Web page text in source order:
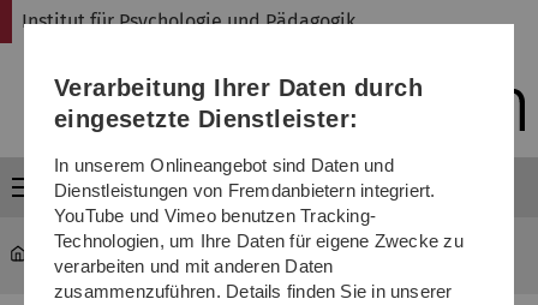
Direkt
Direkt
Direkt
(Sprache,
Drucken,
Media)
Direkt
Direkt
Institut für Psychologie und Pädagogik
Menü
Verarbeitung Ihrer Daten durch
eingesetzte Dienstleister:
In unserem Onlineangebot sind Daten und
Dienstleistungen von Fremdanbietern integriert.
YouTube und Vimeo benutzen Tracking-
Technologien, um Ihre Daten für eigene Zwecke zu
verarbeiten und mit anderen Daten
zusammenzuführen. Details finden Sie in unserer